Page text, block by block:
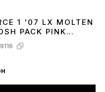
1 '07 LX MOLTEN
PACK PINK